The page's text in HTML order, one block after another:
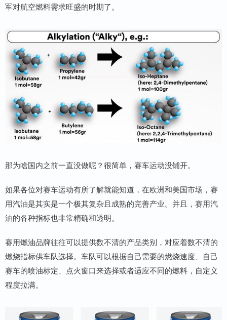
军对航空燃料需求旺盛的时期了。
那为啥国内之前一直没做呢？很简单，赛车运动没铺开。
如果各位对赛车运动有所了解就能知道，在欧洲和美国市场，赛
用汽油是其实是一个极其复杂且成熟的完善产业。并且，赛用汽
油的各种指标也非常精确和透明。
赛用燃油品牌往往可以提供数不清的产品类别，对应着数不清的
燃烧指标供车队选择。车队可以根据自己需要的燃烧速度、自己
赛车的喷油标定、点火窗口来选择或者适应不同的燃料，自定义
程度拉满。